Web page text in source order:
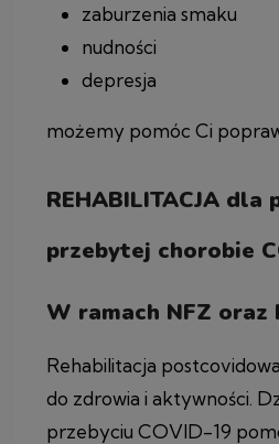
zaburzenia smaku
nudności
depresja
możemy pomóc Ci
REHABILITACJA
przebytej chorobie
W ramach NFZ oraz
Rehabilitacja
do zdrowia i aktywności.
przebyciu COVID-19